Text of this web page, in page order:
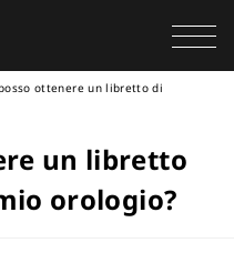
ottenere un libretto di
un libretto
orologio?